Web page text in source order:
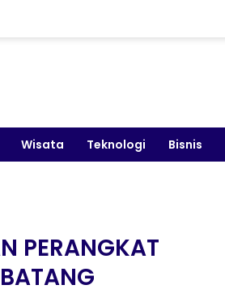
Wisata Teknologi Bisnis
PERANGKAT